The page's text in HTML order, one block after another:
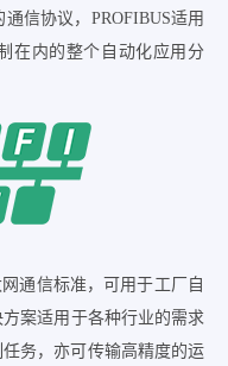
信协议，PROFIBUS适用
在内的整个自动化应用分
通信标准，可用于工厂自
案适用于各种行业的需求
务，亦可传输高精度的运